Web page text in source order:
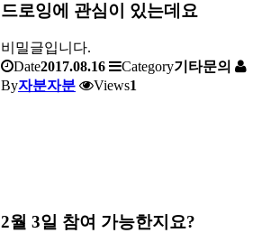
드로잉에 관심이 있는데요
비밀글입니다.
Date2017.08.16 Category기타문의
By자분자분 Views1
2월 3일 참여 가능한지요?